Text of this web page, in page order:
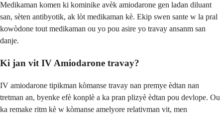
Medikaman komen ki kominike avèk amiodarone gen ladan diluant
san, sèten antibyotik, ak lòt medikaman kè. Ekip swen sante w la pral
kowòdone tout medikaman ou yo pou asire yo travay ansanm san
danje.
Ki jan vit IV Amiodarone travay?
IV amiodarone tipikman kòmanse travay nan premye èdtan nan
tretman an, byenke efè konplè a ka pran plizyè èdtan pou devlope. Ou
ka remake ritm kè w kòmanse amelyore relativman vit, men